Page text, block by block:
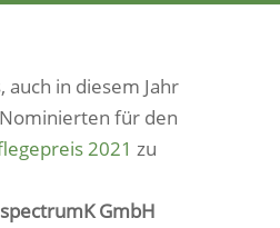
in diesem Jahr
für den
2021 zu
GmbH